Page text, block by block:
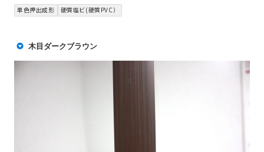
単色押出成形 硬質塩ビ(硬質PVC）
木目ダークブラウン